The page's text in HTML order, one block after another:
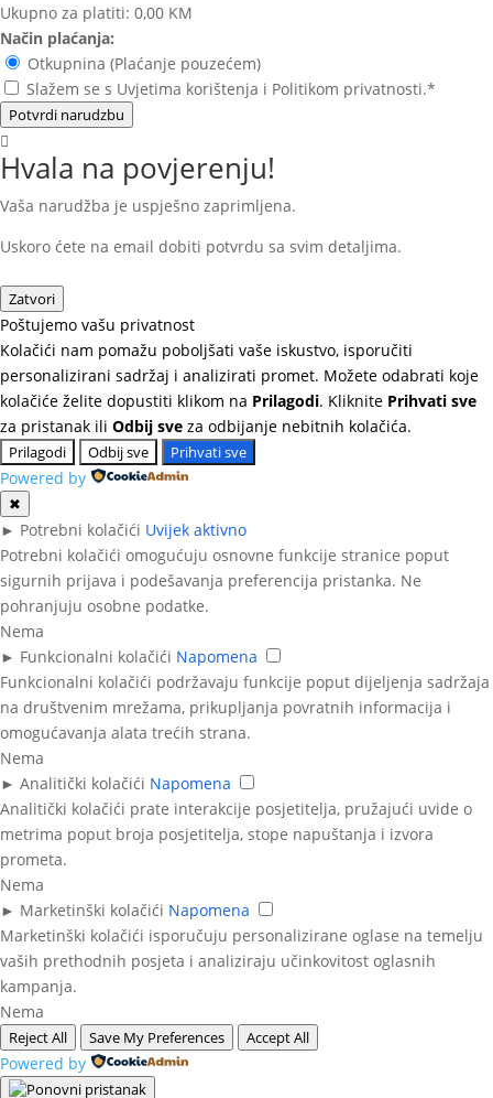
Ukupno za platiti: 0,00 KM
Način plaćanja:
Otkupnina (Plaćanje pouzećem)
Slažem se s Uvjetima korištenja i Politikom privatnosti.*
Potvrdi narudzbu
Hvala na povjerenju!
Vaša narudžba je uspješno zaprimljena.
Uskoro ćete na email dobiti potvrdu sa svim detaljima.
Zatvori
Poštujemo vašu privatnost
Kolačići nam pomažu poboljšati vaše iskustvo, isporučiti
personalizirani sadržaj i analizirati promet. Možete odabrati koje
kolačiće želite dopustiti klikom na Prilagodi. Kliknite Prihvati sve
za pristanak ili Odbij sve za odbijanje nebitnih kolačića.
Prilagodi Odbij sve Prihvati sve
Powered by
✖
► Potrebni kolačići Uvijek aktivno
Potrebni kolačići omogućuju osnovne funkcije stranice poput
sigurnih prijava i podešavanja preferencija pristanka. Ne
pohranjuju osobne podatke.
Nema
► Funkcionalni kolačići Napomena
Funkcionalni kolačići podržavaju funkcije poput dijeljenja sadržaja
na društvenim mrežama, prikupljanja povratnih informacija i
omogućavanja alata trećih strana.
Nema
► Analitički kolačići Napomena
Analitički kolačići prate interakcije posjetitelja, pružajući uvide o
metrima poput broja posjetitelja, stope napuštanja i izvora
prometa.
Nema
► Marketinški kolačići Napomena
Marketinški kolačići isporučuju personalizirane oglase na temelju
vaših prethodnih posjeta i analiziraju učinkovitost oglasnih
kampanja.
Nema
Reject All Save My Preferences Accept All
Powered by